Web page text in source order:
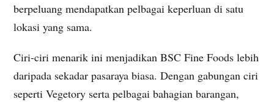
berpeluang mendapatkan pelbagai keperluan di satu
lokasi yang sama.
Ciri-ciri menarik ini menjadikan BSC Fine Foods lebih
daripada sekadar pasaraya biasa. Dengan gabungan ciri
seperti Vegetory serta pelbagai bahagian barangan,